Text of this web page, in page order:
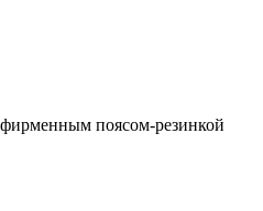
поясом-резинкой